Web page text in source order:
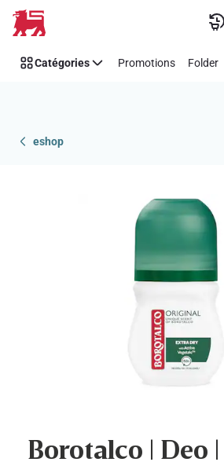
Passer
Catégories Promotions Folder
eshop
Borotalco | Deo